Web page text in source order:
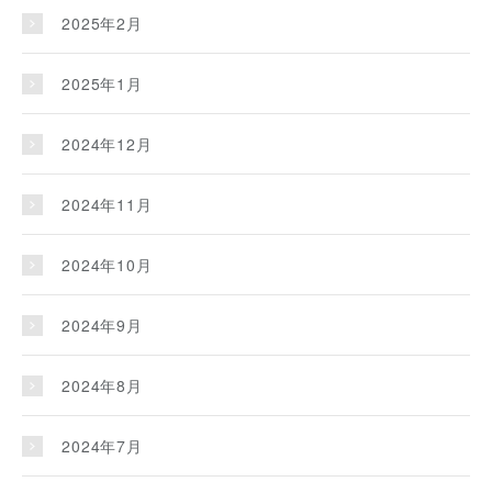
2025年2月
2025年1月
2024年12月
2024年11月
2024年10月
2024年9月
2024年8月
2024年7月